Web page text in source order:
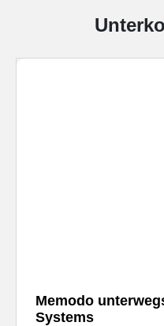
Memodo
Systems